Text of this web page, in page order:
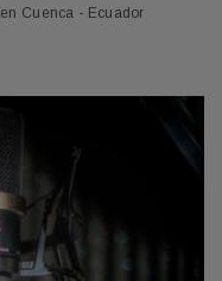
Cuenca - Ecuador